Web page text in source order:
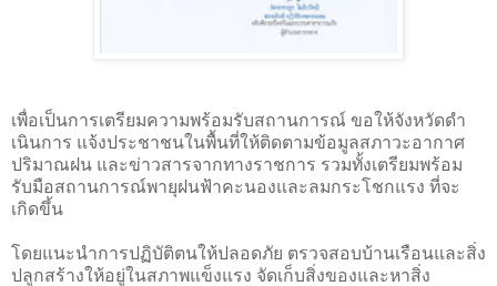
เพื่อเป็นการเตรียมความพร้อมรับสถานการณ์ ขอให้จังหวัดดํา
เนินการ แจ้งประชาชนในพื้นที่ให้ติดตามข้อมูลสภาวะอากาศ
ปริมาณฝน และข่าวสารจากทางราชการ รวมทั้งเตรียมพร้อม
รับมือสถานการณ์พายุฝนฟ้าคะนองและลมกระโชกแรง ที่จะ
เกิดขึ้น
โดยแนะนําการปฏิบัติตนให้ปลอดภัย ตรวจสอบบ้านเรือนและสิ่ง
ปลูกสร้างให้อยู่ในสภาพแข็งแรง จัดเก็บสิ่งของและหาสิ่ง